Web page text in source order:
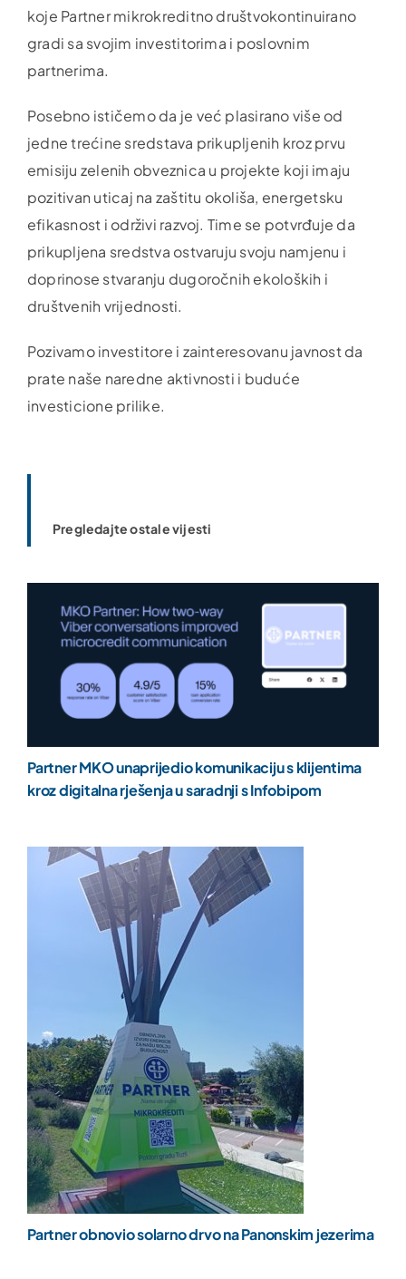
koje Partner mikrokreditno društvokontinuirano
gradi sa svojim investitorima i poslovnim
partnerima.
Posebno ističemo da je već plasirano više od
jedne trećine sredstava prikupljenih kroz prvu
emisiju zelenih obveznica u projekte koji imaju
pozitivan uticaj na zaštitu okoliša, energetsku
efikasnost i održivi razvoj. Time se potvrđuje da
prikupljena sredstva ostvaruju svoju namjenu i
doprinose stvaranju dugoročnih ekoloških i
društvenih vrijednosti.
Pozivamo investitore i zainteresovanu javnost da
prate naše naredne aktivnosti i buduće
investicione prilike.
Pregledajte ostale vijesti
Partner MKO unaprijedio komunikaciju s klijentima
kroz digitalna rješenja u saradnji s Infobipom
Partner obnovio solarno drvo na Panonskim jezerima